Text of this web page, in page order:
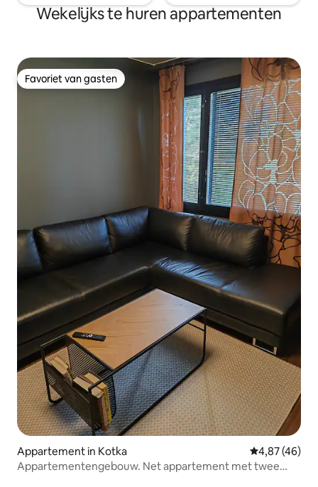
Wekelijks te huren appartementen
Favoriet van gasten
Favoriet van gasten
Appartement in Kotka Gemiddelde
4,87 (46)
Appartementengebouw. Net appartement met twee